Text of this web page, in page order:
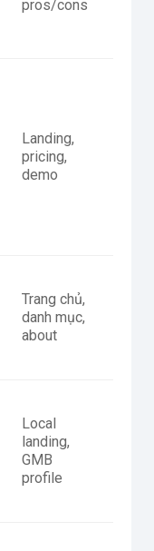
pros/cons
Landing,
pricing,
demo
Trang chủ,
danh mục,
about
Local
landing,
GMB
profile